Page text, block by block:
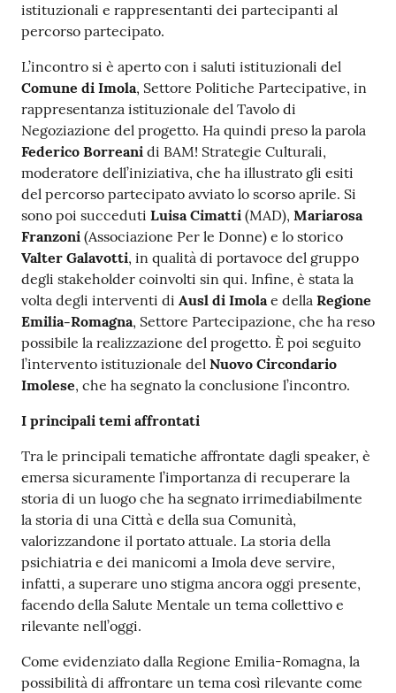
istituzionali e rappresentanti dei partecipanti al
percorso partecipato.
L’incontro si è aperto con i saluti istituzionali del
Comune di Imola, Settore Politiche Partecipative, in
rappresentanza istituzionale del Tavolo di
Negoziazione del progetto. Ha quindi preso la parola
Federico Borreani di BAM! Strategie Culturali,
moderatore dell’iniziativa, che ha illustrato gli esiti
del percorso partecipato avviato lo scorso aprile. Si
sono poi succeduti Luisa Cimatti (MAD), Mariarosa
Franzoni (Associazione Per le Donne) e lo storico
Valter Galavotti, in qualità di portavoce del gruppo
degli stakeholder coinvolti sin qui. Infine, è stata la
volta degli interventi di Ausl di Imolae della Regione
Emilia-Romagna, Settore Partecipazione, che ha reso
possibile la realizzazione del progetto. È poi seguito
l’intervento istituzionale del Nuovo Circondario
Imolese, che ha segnato la conclusione l’incontro.
I principali temi affrontati
Tra le principali tematiche affrontate dagli speaker, è
emersa sicuramente l’importanza di recuperare la
storia di un luogo che ha segnato irrimediabilmente
la storia di una Città e della sua Comunità,
valorizzandone il portato attuale. La storia della
psichiatria e dei manicomi a Imola deve servire,
infatti, a superare uno stigma ancora oggi presente,
facendo della Salute Mentale un tema collettivo e
rilevante nell’oggi.
Come evidenziato dalla Regione Emilia-Romagna, la
possibilità di affrontare un tema così rilevante come